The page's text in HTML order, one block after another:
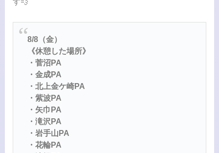
す💨
8/8（金）
《休憩した場所》
・菅沼PA
・金成PA
・北上金ケ崎PA
・紫波PA
・矢巾PA
・滝沢PA
・岩手山PA
・花輪PA